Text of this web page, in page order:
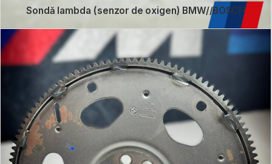
Sondă lambda (senzor de oxigen) BMW//BOSCH